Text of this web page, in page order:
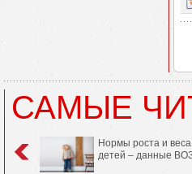
САМЫЕ
Нормы роста и веса
детей – данные